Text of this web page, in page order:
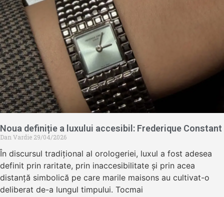
Noua definiție a luxului accesibil: Frederique Constant
Dan Vardie 29/04/2026
În discursul tradițional al orologeriei, luxul a fost adesea
definit prin raritate, prin inaccesibilitate și prin acea
distanță simbolică pe care marile maisons au cultivat-o
deliberat de-a lungul timpului. Tocmai